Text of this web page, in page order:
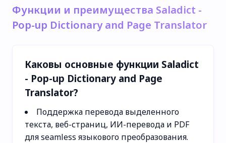
Функции и преимущества Saladict -
Pop-up Dictionary and Page Translator
Каковы основные функции Saladict
- Pop-up Dictionary and Page
Translator?
Поддержка перевода выделенного
текста, веб-страниц, ИИ-перевода и PDF
для seamless языкового преобразования.